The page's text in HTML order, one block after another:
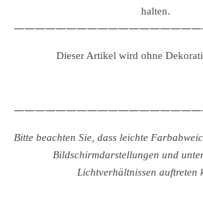
halten.
Dieser Artikel wird ohne
Bitte beachten Sie, dass leichte
Bildschirmdarstellungen und
Lichtverhältnissen auftreten